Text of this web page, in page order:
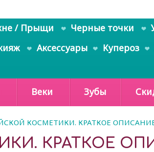
/ Прыщи Черные точки
Аксессуары Купероз
Веки Зубы
КОСМЕТИКИ. КРАТКОЕ
КРАТКОЕ